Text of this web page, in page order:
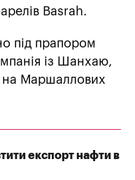
Basrah.
під прапором
із Шанхаю,
на Маршаллових
експорт нафти в